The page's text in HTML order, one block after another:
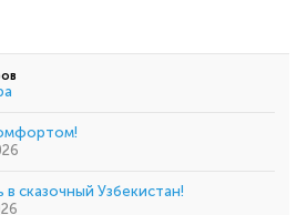
сказочный Узбекистан!